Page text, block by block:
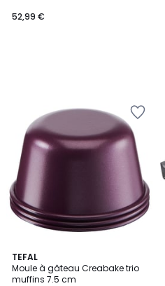
52,99 €
TEFAL
Moule à gâteau Creabake trio
muffins 7.5 cm
5
/
5